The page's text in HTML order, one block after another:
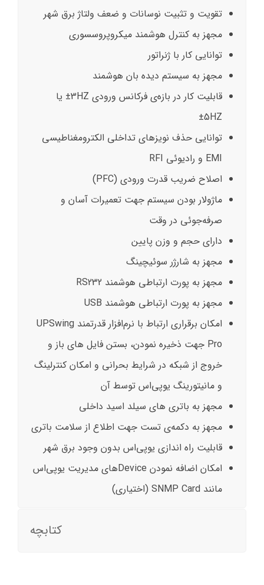
تقویت و تثبیت نوسانات و ضعف ولتاژ برق شهر
مجهز به کنترل هوشمند میکروپروسسوری
توانایی کار با ژنراتور
مجهز به سیستم دیده بان هوشمند
قابلیت کار در بازه‌ی فرکانس ورودی 3HZ± یا
5HZ±
توانایی حذف نویزهای تداخلی الکترومغناطیسی
EMI و رادیوئی RFI
اصلاح ضریب قدرت ورودی (PFC)
ماژولار بودن سیستم جهت تعمیرات آسان و
صرفه‌جوئی در وقت
دارای حجم و وزن پایین
مجهز به شارژر سوئیچینگ
مجهز به پورت ارتباطی هوشمند RS232
مجهز به پورت ارتباطی هوشمند USB
امکان برقراری ارتباط با نرم‌افزار قدرتمند UPSwing
Pro جهت ذخیره نمودن، بستن فایل های باز و
خروج از شبکه در شرایط بحرانی و امکان کنترلینگ
و مانیتورینگ یوپی‌اس توسط آن
مجهز به باتری های سیلد اسید داخلی
مجهز به دکمه‌ی تست جهت اطلاع از سلامت باتری
قابلیت راه اندازی یوپی‌اس بدون وجود برق شهر
امکان اضافه نمودن Deviceهای مدیریت یوپی‌اس
مانند SNMP Card (اختیاری)
کتابچه